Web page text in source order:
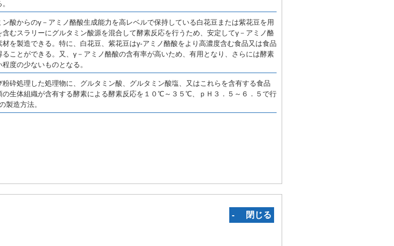
酸からのγ－アミノ酪酸生成能力を高レベルで保持している白花豆または紫花豆を用
むスラリーにグルタミン酸源を混合して酵素反応を行うため、安定してγ－アミノ酪
を製造できる。特に、白花豆、紫花豆はγ-アミノ酪酸をより高濃度含む食品又は食品
ことができる。又、γ－アミノ酪酸の含有率が高いため、有用となり、さらには酵素
度の少ないものとなる。
砕処理した処理物に、グルタミン酸、グルタミン酸塩、又はこれらを含有する食品
の生体組織が含有する酵素による酵素反応を１０℃～３５℃、ｐＨ３．５～６．５で行
製造方法。
‐ 閉じる